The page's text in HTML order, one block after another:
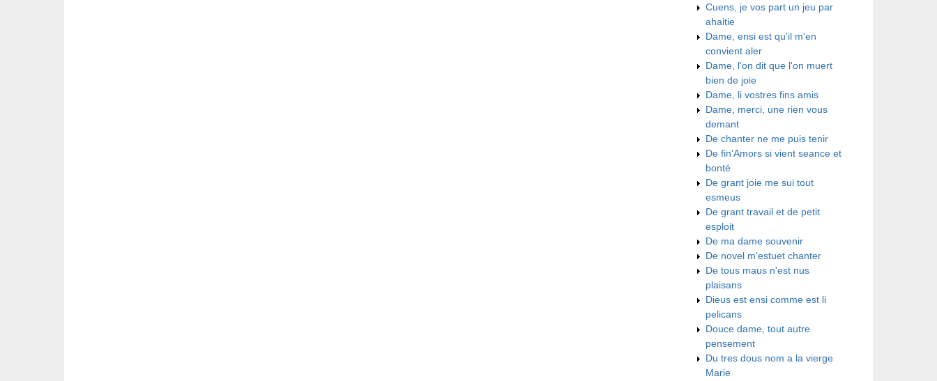
Cuens, je vos part un jeu par
ahaitie
Dame, ensi est qu'il m'en
convient aler
Dame, l'on dit que l'on muert
bien de joie
Dame, li vostres fins amis
Dame, merci, une rien vous
demant
De chanter ne me puis tenir
De fin'Amors si vient seance et
bonté
De grant joie me sui tout
esmeus
De grant travail et de petit
esploit
De ma dame souvenir
De novel m'estuet chanter
De tous maus n'est nus
plaisans
Dieus est ensi comme est li
pelicans
Douce dame, tout autre
pensement
Du tres dous nom a la vierge
Marie